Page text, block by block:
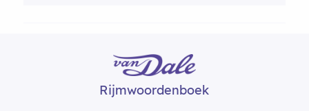
Rijmwoordenboek